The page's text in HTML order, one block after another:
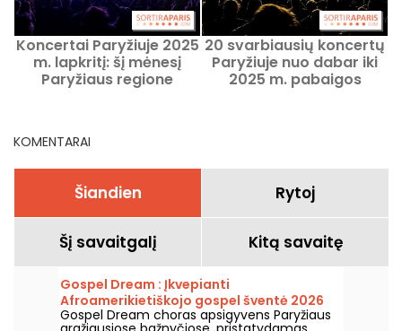
Koncertai Paryžiuje 2025
m. lapkritį: šį mėnesį
Paryžiaus regione
20 svarbiausių koncertų
Paryžiuje nuo dabar iki
2025 m. pabaigos
KOMENTARAI
Šiandien Rytoj
Šį savaitgalį Kitą savaitę
Gospel Dream : Įkvepianti
Afroamerikietiškojo gospel šventė 2026
m. rugpjūtį Paryžiuje
Gospel Dream choras apsigyvens Paryžiaus